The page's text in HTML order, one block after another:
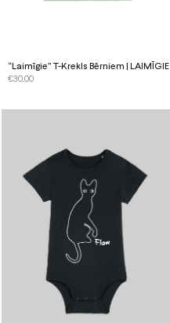
“Laimīgie” T-Krekls Bērniem | LAIMĪGIE
€30.00